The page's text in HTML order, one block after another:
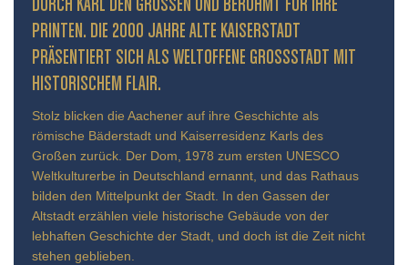
URCH KARL DEN GROSSEN UND BERÜHMT FÜR IHRE PR
INTEN. DIE 2000 JAHRE ALTE KAISERSTADT PR
ÄSENTIERT SICH ALS WELTOFFENE GROSSSTADT MIT HIS
TORISCHEM FLAIR.
Stolz blicken die Aachener auf ihre Geschichte als
römische Bäderstadt und Kaiserresidenz Karls des
Großen zurück. Der Dom, 1978 zum ersten UNESCO
Weltkulturerbe in Deutschland ernannt, und das Rathaus
bilden den Mittelpunkt der Stadt. In den Gassen der
Altstadt erzählen viele historische Gebäude von der
lebhaften Geschichte der Stadt, und doch ist die Zeit nicht
stehen geblieben.